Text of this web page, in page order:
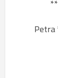
41677